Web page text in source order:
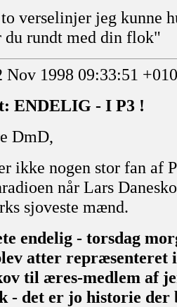
verselinjer jeg kunne
du rundt med din flok"
Nov 1998 09:33:51
ENDELIG - I P3 !
DmD,
ikke nogen stor fan af
når Lars
sjoveste mænd.
endelig - torsdag
atter repræsenteret
til æres-medlem af
- det er jo historie der